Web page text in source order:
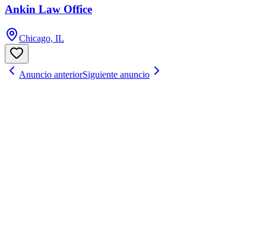
Ankin Law Office
Chicago, IL
Anuncio anteriorSiguiente anuncio